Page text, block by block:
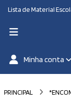
Lista de Material
Minha conta
PRINCIPAL